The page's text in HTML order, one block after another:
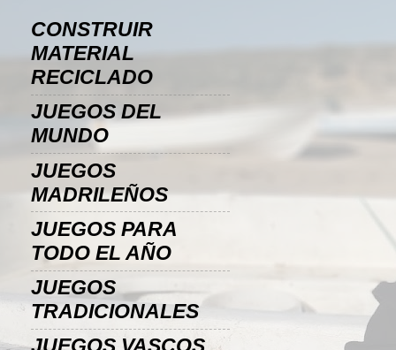
CONSTRUIR
MATERIAL
RECICLADO
JUEGOS DEL
MUNDO
JUEGOS
MADRILEÑOS
JUEGOS PARA
TODO EL AÑO
JUEGOS
TRADICIONALES